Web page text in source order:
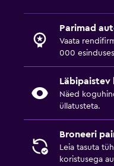
Parimad
Vaata
000
Läbipaistev
Näed
üllatusteta.
Broneeri
Leia tasuta
koristusega